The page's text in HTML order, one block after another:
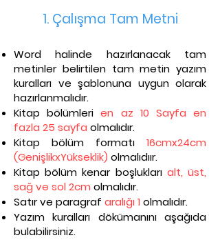
1. Çalışma Tam Metni
Word halinde hazırlanacak tam
metinler belirtilen tam metin yazım
kuralları ve şablonuna uygun olarak
hazırlanmalıdır.
Kitap bölümlerien az 10 Sayfa en
fazla 25 sayfa olmalıdır.
Kitap bölüm formatı 16cmx24cm
(GenişlikxYükseklik) olmalıdıır.
Kitap bölüm kenar boşlukları alt, üst,
sağ ve sol 2cm olmalıdır.
Satır ve paragraf aralığı 1 olmalıdır.
Yazım kuralları dökümanını aşağıda
bulabilirsiniz.